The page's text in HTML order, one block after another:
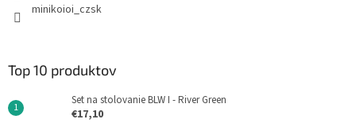
minikoioi_czsk
Top 10 produktov
Set na stolovanie BLW I - River Green
€17,10